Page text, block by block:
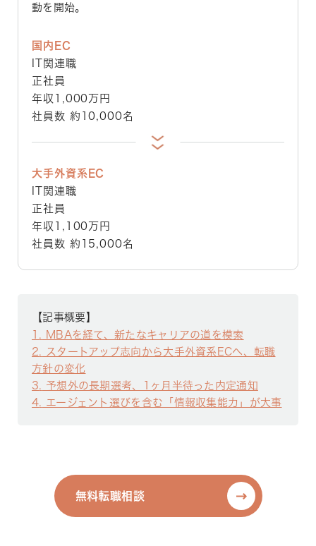
動を開始。
国内EC
IT関連職
正社員
年収1,000万円
社員数 約10,000名
大手外資系EC
IT関連職
正社員
年収1,100万円
社員数 約15,000名
【記事概要】
1
MBAを経て、新たなキャリアの道を模索
2
スタートアップ志向から大手外資系ECへ、転職
方針の変化
3
予想外の長期選考、1ヶ月半待った内定通知
4
エージェント選びを含む「情報収集能力」が大事
無料転職相談